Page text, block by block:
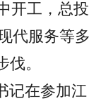
开工，总投
代服务等多
。
记在参加江